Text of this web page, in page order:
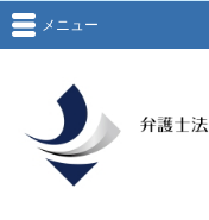
メニュー